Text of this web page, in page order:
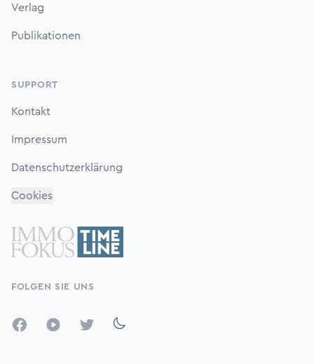
Verlag
Publikationen
SUPPORT
Kontakt
Impressum
Datenschutzerklärung
Cookies
FOLGEN SIE UNS
FacebookYouTubeTwitter